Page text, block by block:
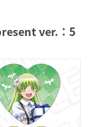
ver.：5